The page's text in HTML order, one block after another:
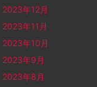
2023年12月
2023年11月
2023年10月
2023年9月
2023年8月